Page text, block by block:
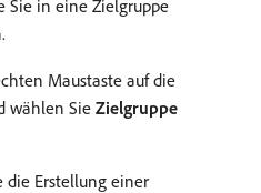
Sie in eine Zielgruppe
Maustaste auf die
wählen Sie Zielgruppe
die Erstellung einer